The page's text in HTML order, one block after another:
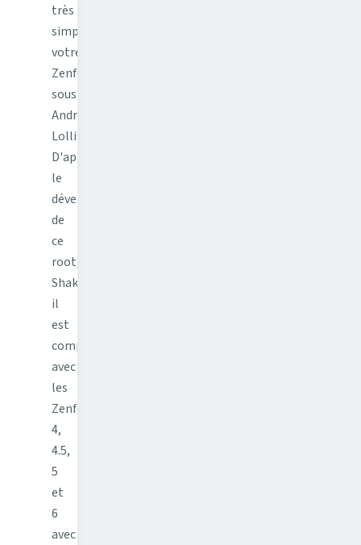
très
simplement
votre
Zenfone
sous
Android
Lollipop.
D'après
le
développeur
de
ce
root,
Shakalaca,
il
est
compatible
avec
les
Zenfone
4,
4.5,
5
et
6
avec